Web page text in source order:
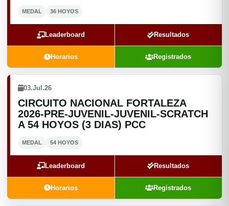
MEDAL 36 HOYOS
Leaderboard Resultados
Horarios Registrados
03.Jul.26
CIRCUITO NACIONAL FORTALEZA
2026-PRE-JUVENIL-JUVENIL-SCRATCH
A 54 HOYOS (3 DIAS) PCC
MEDAL 54 HOYOS
Leaderboard Resultados
Horarios Registrados